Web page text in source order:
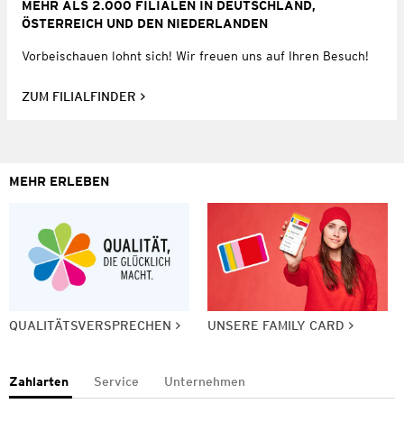
MEHR ALS 2.000 FILIALEN IN DEUTSCHLAND,
ÖSTERREICH UND DEN NIEDERLANDEN
Vorbeischauen lohnt sich! Wir freuen uns auf Ihren Besuch!
ZUM FILIALFINDER
MEHR ERLEBEN
QUALITÄTSVERSPRECHEN UNSERE FAMILY CARD
Zahlarten Service Unternehmen